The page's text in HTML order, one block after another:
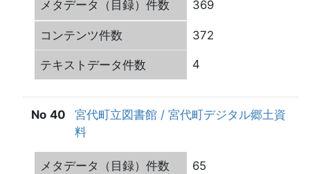
369
372
4
宮代町立図書館 / 宮代町デジタル郷土資
料
40
65